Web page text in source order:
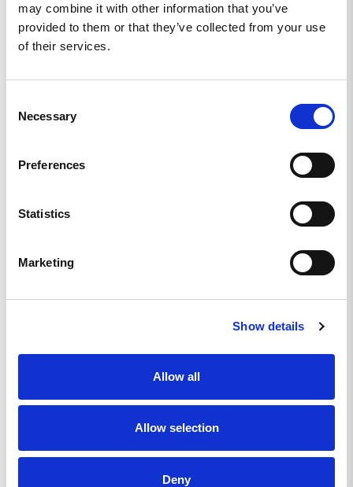
may combine it with other information that you’ve
provided to them or that they’ve collected from your use
of their services.
Selection
Necessary
Preferences
Statistics
Marketing
Show details
Allow all
Allow selection
Deny
SKÖN!
Bra kvalité. S passar mig som är 160 cm. Den är ganska
lång.
Tjockstark - Green Tee - S
Dela
Tobias F.
Lever upp till förväntningarna,hade kanske funkat med stl L
men strunt samma den är kanonskön
Tjockstark - Green Tee - XL
SE
Man blir tjockstark...